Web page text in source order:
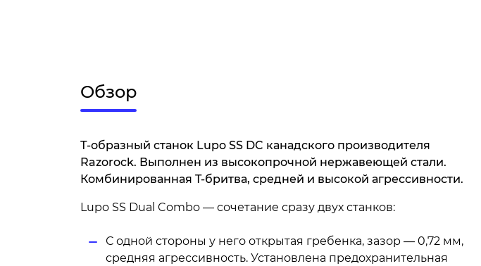
Обзор
Т-образный станок Lupo SS DC канадского производителя
Razorock. Выполнен из высокопрочной нержавеющей стали.
Комбинированная T-бритва, средней и высокой агрессивности.
Lupo SS Dual Combo — сочетание сразу двух станков:
С одной стороны у него открытая гребенка, зазор — 0,72 мм,
средняя агрессивность. Установлена предохранительная